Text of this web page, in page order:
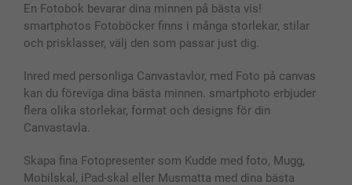
En Fotobok bevarar dina minnen på bästa vis!
smartphotos Fotoböcker finns i många storlekar, stilar
och prisklasser, välj den som passar just dig.
Inred med personliga Canvastavlor, med Foto på canvas
kan du föreviga dina bästa minnen. smartphoto erbjuder
flera olika storlekar, format och designs för din
Canvastavla.
Skapa fina Fotopresenter som Kudde med foto, Mugg,
Mobilskal, iPad-skal eller Musmatta med dina bästa